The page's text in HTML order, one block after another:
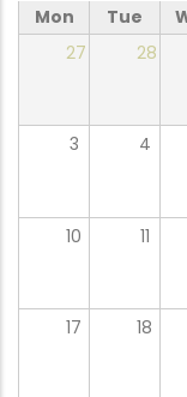
Mon Tue
27
28
3 4
10 11
17 18